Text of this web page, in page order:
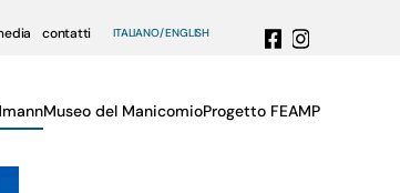
contatti ITALIANO ENGLISH
Museo del ManicomioProgetto FEAMP